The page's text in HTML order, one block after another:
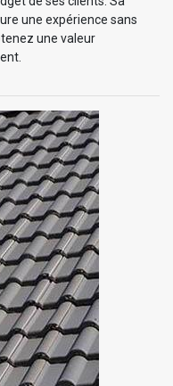
une expérience sans
une valeur